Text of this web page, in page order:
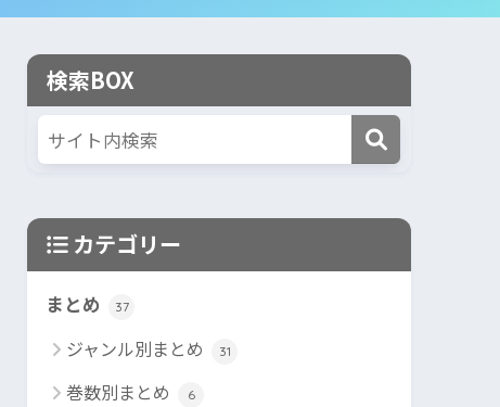
検索BOX
カテゴリー
まとめ 37
ジャンル別まとめ 31
巻数別まとめ 6